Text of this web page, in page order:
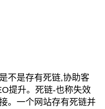
是存有死链,协助客
提升。死链-也称失效
。一个网站存有死链并